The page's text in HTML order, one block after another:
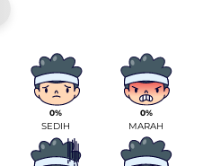
0%
SEDIH
0%
MARAH